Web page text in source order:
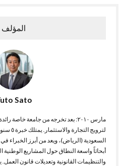
المؤلف
Sato
مارس ٢٠١٠: بعد تخرجه من جامعة خاصة
لترويج
السعودية (الرياض)، ويعد من أبرز الخبراء
والتنظيمات القانونية وتعديلات قانون